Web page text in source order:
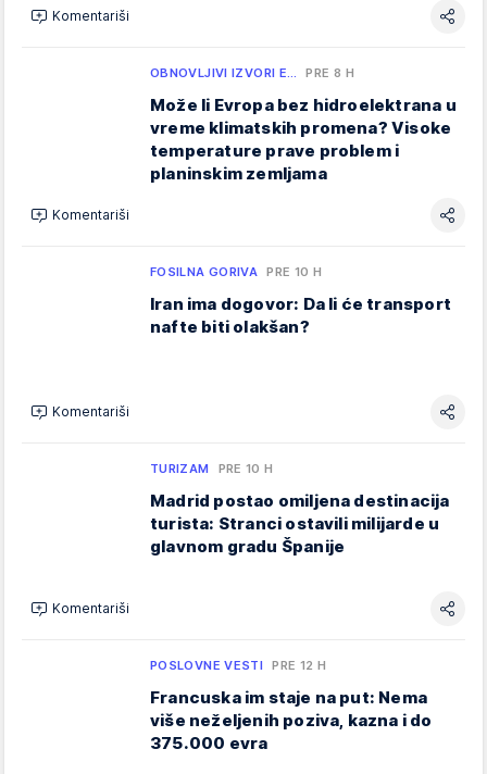
Komentariši
OBNOVLJIVI IZVORI E… PRE 8 H
Može li Evropa bez hidroelektrana u
vreme klimatskih promena? Visoke
temperature prave problem i
planinskim zemljama
Komentariši
FOSILNA GORIVA PRE 10 H
Iran ima dogovor: Da li će transport
nafte biti olakšan?
Komentariši
TURIZAM PRE 10 H
Madrid postao omiljena destinacija
turista: Stranci ostavili milijarde u
glavnom gradu Španije
Komentariši
POSLOVNE VESTI PRE 12 H
Francuska im staje na put: Nema
više neželjenih poziva, kazna i do
375.000 evra